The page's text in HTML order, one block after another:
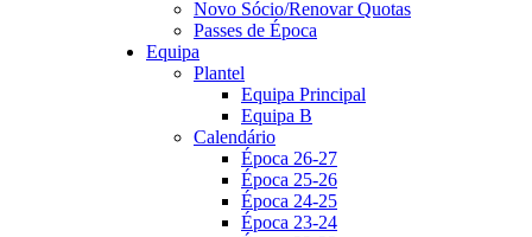
Novo Sócio/Renovar Quotas
Passes de Época
Equipa
Plantel
Equipa Principal
Equipa B
Calendário
Época 26-27
Época 25-26
Época 24-25
Época 23-24